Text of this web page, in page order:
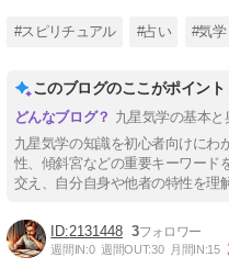
#スピリチュアル #占い #気学
このブログのここがポイント
九星気学の基本
九星気学の知識を初心者向けにわ
性、傾斜宮などの重要キーワード
交え、自分自身や他者の特性を理
2131448 3
週間IN:0 週間OUT:30 月間IN:15